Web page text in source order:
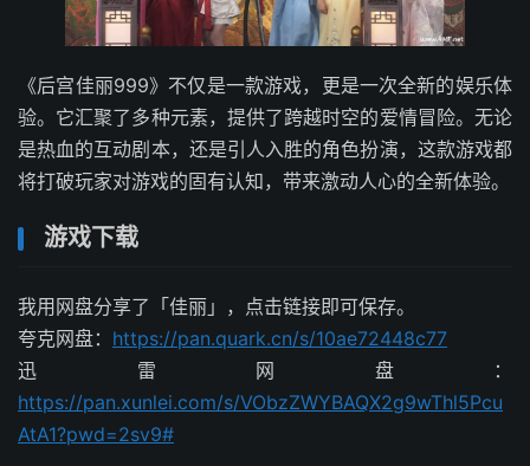
《后宫佳丽999》不仅是一款游戏，更是一次全新的娱乐体
验。它汇聚了多种元素，提供了跨越时空的爱情冒险。无论
是热血的互动剧本，还是引人入胜的角色扮演，这款游戏都
将打破玩家对游戏的固有认知，带来激动人心的全新体验。
游戏下载
我用网盘分享了「佳丽」，点击链接即可保存。
夸克网盘： https://pan.quark.cn/s/10ae72448c77
迅雷网盘：
https://pan.xunlei.com/s/VObzZWYBAQX2g9wThl5Pcu
AtA1?pwd=2sv9#